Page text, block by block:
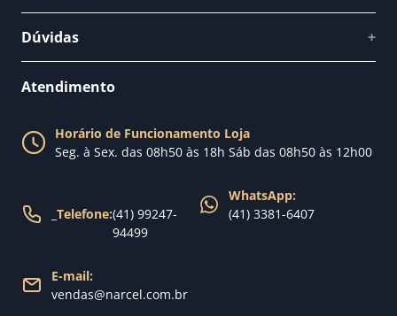
Fale conosco
Nossa loja
Dúvidas +
Política de Trocas
Política de Entrega
Atendimento
Horário de Funcionamento Loja
Seg. à Sex. das 08h50 às 18h Sáb das 08h50 às 12h00
Telefone:(41) 99247-
94499
WhatsApp:
(41) 3381-6407
E-mail:
vendas@narcel.com.br